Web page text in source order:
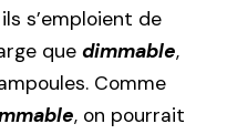
s’emploient de
que dimmable,
Comme
, on pourrait